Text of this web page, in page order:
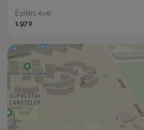
Építés éve:
1970